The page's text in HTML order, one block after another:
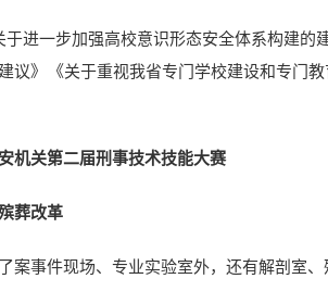
进一步加强高校意识形态安全体系构建的
议》《关于重视我省专门学校建设和专门
机关第二届刑事技术技能大赛
葬改革
案事件现场、专业实验室外，还有解剖室、